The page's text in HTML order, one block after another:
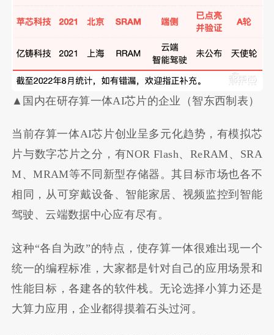
▲国内在研存算一体AI芯片的企业（智东西制表）
当前存算一体AI芯片创业呈多元化趋势，有模拟芯
片与数字芯片之分，有NOR Flash、ReRAM、SRA
M、MRAM等不同新型存储器。其目标市场也各不
相同，从可穿戴设备、智能家居、视频监控到智能
驾驶、云端数据中心应有尽有。
这种“各自为政”的特点，使存算一体很难出现一个
统一的编程标准，大家都是针对自己的应用场景和
性能目标，各建各的软件栈。无论选择小算力还是
大算力应用，企业都得摸着石头过河。